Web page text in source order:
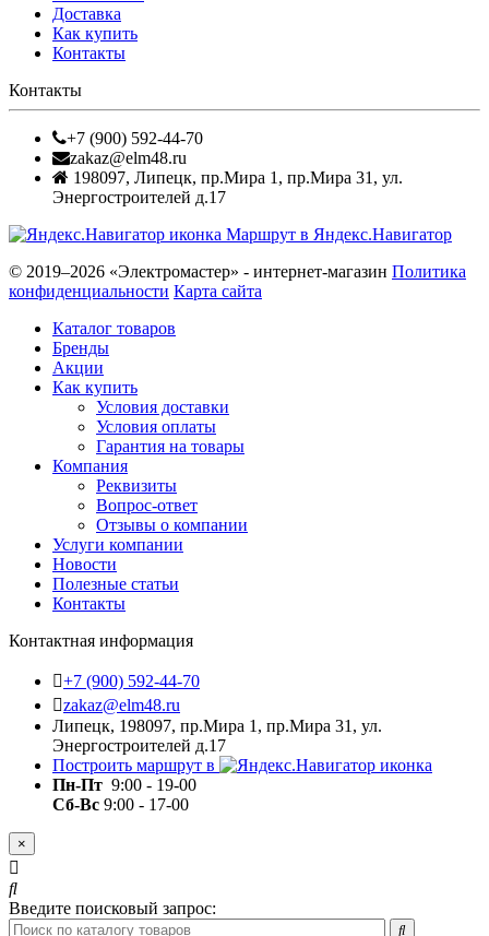
Доставка
Как купить
Контакты
Контакты
+7 (900) 592-44-70
zakaz@elm48.ru
198097, Липецк, пр.Мира 1, пр.Мира 31, ул.
Энергостроителей д.17
Маршрут в Яндекс.Навигатор
© 2019–2026 «Электромастер» - интернет-магазин Политика
конфиденциальности Карта сайта
Каталог товаров
Бренды
Акции
Как купить
Условия доставки
Условия оплаты
Гарантия на товары
Компания
Реквизиты
Вопрос-ответ
Отзывы о компании
Услуги компании
Новости
Полезные статьи
Контакты
Контактная информация
+7 (900) 592-44-70
zakaz@elm48.ru
Липецк, 198097, пр.Мира 1, пр.Мира 31, ул.
Энергостроителей д.17
Построить маршрут в
Пн-Пт 9:00 - 19-00
Сб-Вс 9:00 - 17-00
×
Введите поисковый запрос: